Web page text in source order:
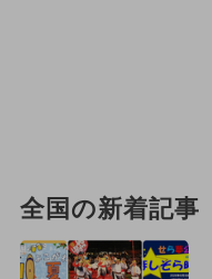
全国の新着記事